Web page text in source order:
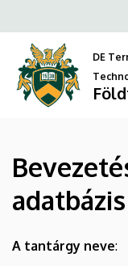
földrajzi
adatbázis
kezelésbe
Intézet
a
tartalomra
DE
A tantárgy neve: